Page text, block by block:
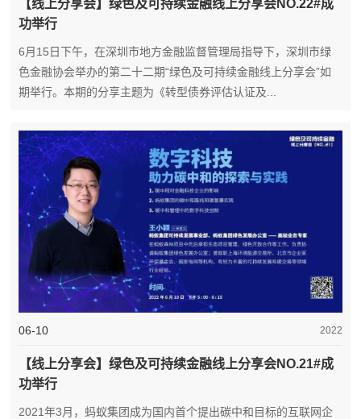
【线上分享会】绿色及可持续金融线上分享会NO.22#成
功举行
6月15日下午，在深圳市地方金融监督管理局指导下，深圳市绿
色金融协会举办的第二十二期“绿色及可持续金融线上分享会”如
期举行。本期的分享主题为《转型债券评估认证及...
06-10 2022
【线上分享会】绿色及可持续金融线上分享会NO.21#成
功举行
2021年3月，蚂蚁集团成为国内首个提出碳中和目标的互联网企